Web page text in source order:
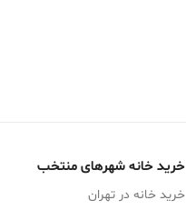
خرید خانه شهرهای منتخب
خرید خانه در تهران